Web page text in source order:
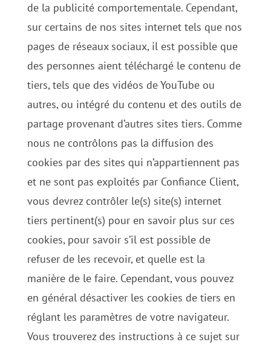
de la publicité comportementale. Cependant,
sur certains de nos sites internet tels que nos
pages de réseaux sociaux, il est possible que
des personnes aient téléchargé le contenu de
tiers, tels que des vidéos de YouTube ou
autres, ou intégré du contenu et des outils de
partage provenant d’autres sites tiers. Comme
nous ne contrôlons pas la diffusion des
cookies par des sites qui n’appartiennent pas
et ne sont pas exploités par Confiance Client,
vous devrez contrôler le(s) site(s) internet
tiers pertinent(s) pour en savoir plus sur ces
cookies, pour savoir s’il est possible de
refuser de les recevoir, et quelle est la
manière de le faire. Cependant, vous pouvez
en général désactiver les cookies de tiers en
réglant les paramètres de votre navigateur.
Vous trouverez des instructions à ce sujet sur